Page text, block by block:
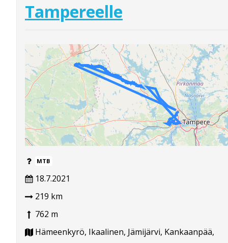
Tampereelle
MTB
18.7.2021
219 km
762 m
Hämeenkyrö, Ikaalinen, Jämijärvi, Kankaanpää,